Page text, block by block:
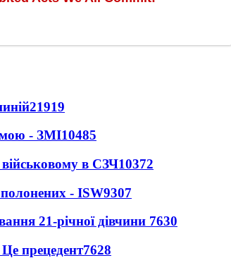
21919
- ЗМІ10485
в СЗЧ10372
- ISW9307
21-річної дівчини 7630
прецедент7628